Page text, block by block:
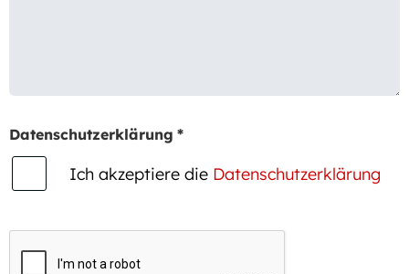
Datenschutzerklärung *
Ich akzeptiere die Datenschutzerklärung